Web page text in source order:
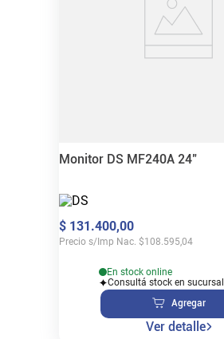
Monitor DS MF240A 24"
$ 131.400,00
Precio s/Imp Nac. $108.595,04
En stock online
Consultá stock en sucursal
Agregar
Ver detalle